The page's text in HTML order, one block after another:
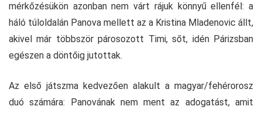
mérkőzésükön azonban nem várt rájuk könnyű ellenfél: a
háló túloldalán Panova mellett az a Kristina Mladenovic állt,
akivel már többször párosozott Timi, sőt, idén Párizsban
egészen a döntőig jutottak.
Az első játszma kedvezően alakult a magyar/fehérorosz
duó számára: Panovának nem ment az adogatást, amit